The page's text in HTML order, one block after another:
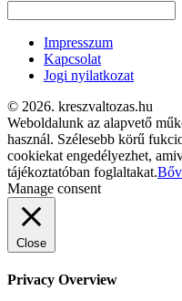
Impresszum
Kapcsolat
Jogi nyilatkozat
© 2026. kreszvaltozas.hu
Weboldalunk az alapvető
használ. Szélesebb körű
cookiekat engedélyezhet,
tájékoztatóban foglaltakat.
Manage consent
Close
Privacy Overview